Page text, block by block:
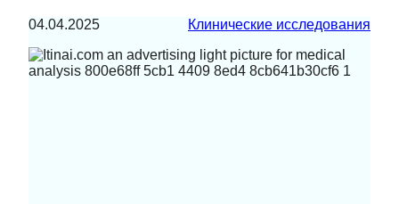
04.04.2025 Клинические исследования